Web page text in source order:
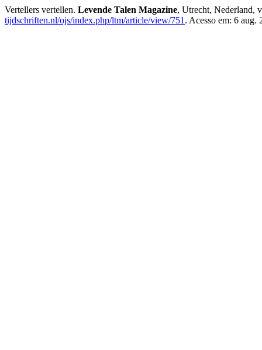
Vertellers vertellen. Levende Talen Magazine, Utrecht, Nederland,
tijdschriften.nl/ojs/index.php/ltm/article/view/751 . Acesso em: 6 aug.